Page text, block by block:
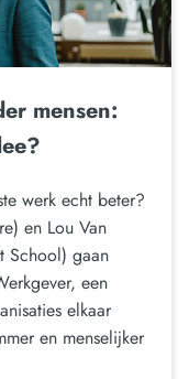
mensen:
werk echt beter?
en Lou Van
School) gaan
een
elkaar
en menselijker